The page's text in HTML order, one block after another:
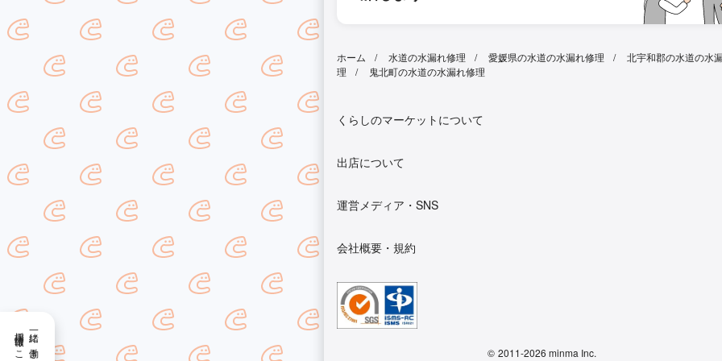
ホーム 水道の水漏れ修理 愛媛県の水道の水漏れ修理
北宇和郡の水道の水
理
鬼北町の水道の水漏れ修理
くらしのマーケットについて
出店について
運営メディア・SNS
会社概要・規約
© 2011-2026 minma Inc.